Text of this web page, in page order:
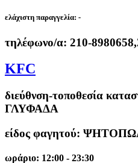
ελάχιστη παραγγελία: -
τηλέφωνο/α: 210-
KFC
διεύθνση-τοποθεσία
ΓΛΥΦΑΔΑ
είδος φαγητού:
ωράριο: 12:00 - 23:30